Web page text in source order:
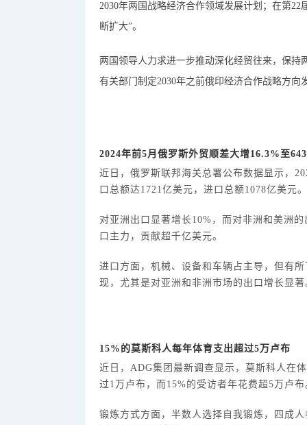
2030年两国战略经济合作领域发展计划；在第
断扩大”。
两国领导人力求进一步推动深化经贸往来，保
有关部门制定2030年之前俄印经济合作战略方向
2024年前5月俄罗斯外贸顺差大增16.3%至
近日， 俄罗斯联邦海关总署公布数据显示，
口总额达1721亿美元，进口总额1078亿美元。
对亚洲出口显著增长10%，而对非洲和美洲
口主力，贡献超千亿美元。
进口方面，机械、设备和车辆占主导，但有
现，尤其是对亚洲和非洲市场的出口增长显著
15%的莫斯科人每年体育支出超过5万卢布
近日， ADG集团最新调查显示，莫斯科人在
过1万卢布，而15%的受访者年花费超5万卢布
锻炼方式方面，半数人选择自我锻炼，四成